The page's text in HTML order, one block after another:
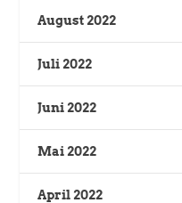
August 2022
Juli 2022
Juni 2022
Mai 2022
April 2022